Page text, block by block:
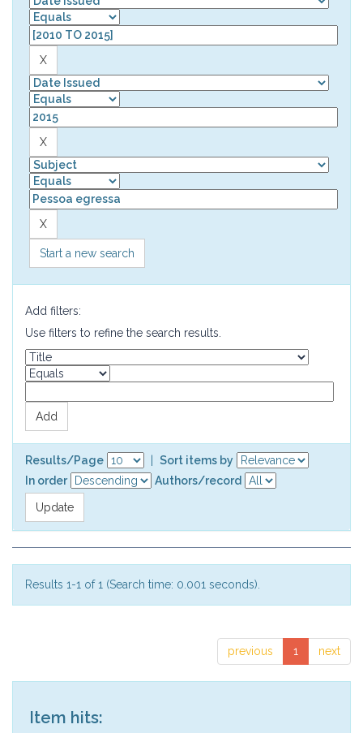
Start a new search
Add filters:
Use filters to refine the search results.
Results/Page
Sort items by
In order
Authors/record
Results 1-1 of 1 (Search time: 0.001 seconds).
previous 1 next
Item hits: